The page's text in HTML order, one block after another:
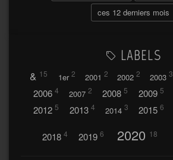
ces 12 derniers mois
LABELS
& 15 1er 2 2001 2 2002 2 2003 3
2006 4 2007 2 2008 5 2009 5
2012 5 2013 4 2014 3 2015 6
2018 4 2019 6 2020 18